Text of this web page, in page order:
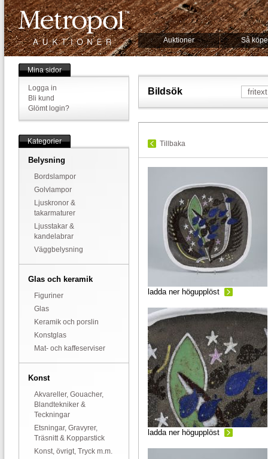
Auktioner Så
Mina sidor
Logga in
Bli kund
Glömt login?
Kategorier
Belysning
Bordslampor
Golvlampor
Ljuskronor &
takarmaturer
Ljusstakar &
kandelabrar
Väggbelysning
Glas och keramik
Figuriner
Glas
Keramik och porslin
Konstglas
Mat- och kaffeserviser
Konst
Akvareller, Gouacher,
Blandtekniker &
Teckningar
Etsningar, Gravyrer,
Träsnitt & Kopparstick
Konst, övrigt, Tryck m.m.
Bildsök
Tillbaka
ladda ner högupplöst
ladda ner högupplöst